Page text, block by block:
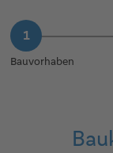
Bauvorhaben